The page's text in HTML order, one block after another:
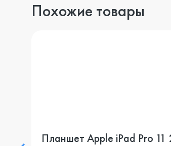
Похожие товары
Планшет Apple iPad Pro